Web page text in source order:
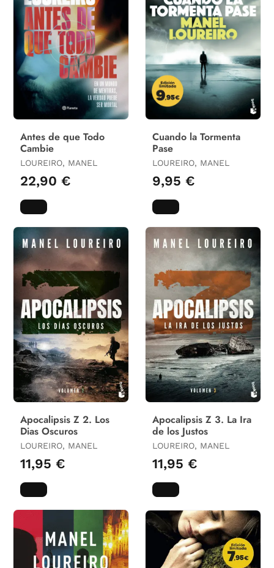
Antes de que Todo
Cambie
LOUREIRO, MANEL
22,90 €
Cuando la Tormenta
Pase
LOUREIRO, MANEL
9,95 €
Apocalipsis Z 2. Los
Dias Oscuros
LOUREIRO, MANEL
11,95 €
Apocalipsis Z 3. La Ira
de los Justos
LOUREIRO, MANEL
11,95 €